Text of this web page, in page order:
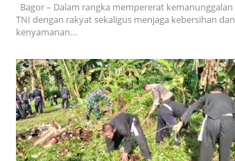
Bagor – Dalam rangka mempererat kemanunggalan
TNI dengan rakyat sekaligus menjaga kebersihan dan
kenyamanan…